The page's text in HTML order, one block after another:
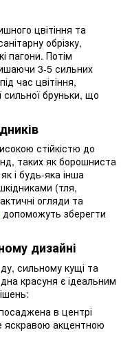
цвітіння та
обрізку,
пагони. Потім
3-5 сильних
час цвітіння,
сильної бруньки, що
стійкістю до
таких як борошниста
і будь-яка інша
(тля,
огляди та
допоможуть зберегти
дизайні
сильному кущі та
красуня є ідеальним
в центрі
яскравою акцентною